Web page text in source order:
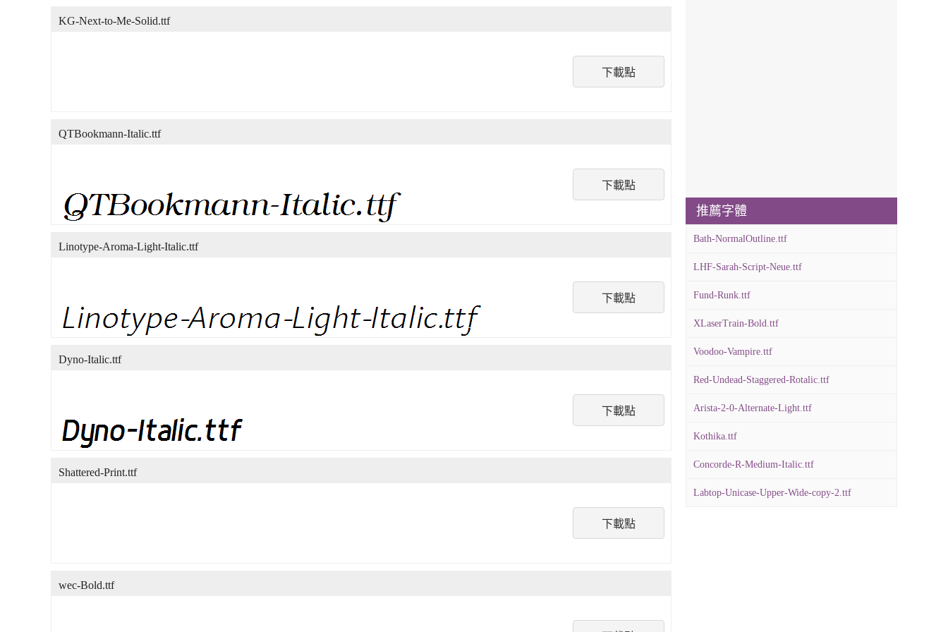
下載點
KG-Next-to-Me-Solid.ttf
下載點
QTBookmann-Italic.ttf
下載點
Linotype-Aroma-Light-Italic.ttf
下載點
Dyno-Italic.ttf
下載點
Shattered-Print.ttf
wec-Bold.ttf
推薦字體
Bath-NormalOutline.ttf
LHF-Sarah-Script-Neue.ttf
Fund-Runk.ttf
XLaserTrain-Bold.ttf
Voodoo-Vampire.ttf
Red-Undead-Staggered-Rotalic.ttf
Arista-2-0-Alternate-Light.ttf
Kothika.ttf
Concorde-R-Medium-Italic.ttf
Labtop-Unicase-Upper-Wide-copy-2.ttf